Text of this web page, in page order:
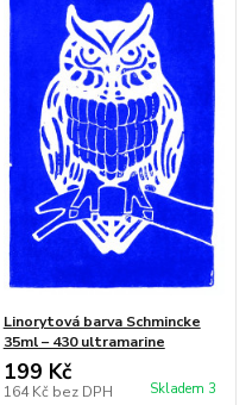
Linorytová barva Schmincke
35ml – 430 ultramarine
199 Kč
164 Kč bez DPH Skladem 3